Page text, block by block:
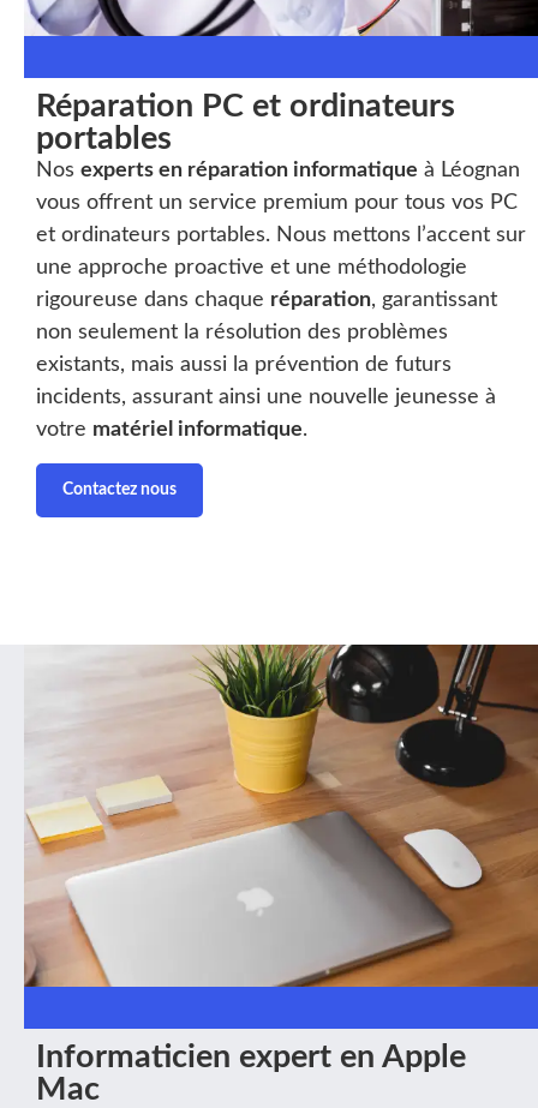
Réparation PC et ordinateurs
portables
Nos experts en réparation informatique à Léognan
vous offrent un service premium pour tous vos PC
et ordinateurs portables. Nous mettons l’accent sur
une approche proactive et une méthodologie
rigoureuse dans chaque réparation, garantissant
non seulement la résolution des problèmes
existants, mais aussi la prévention de futurs
incidents, assurant ainsi une nouvelle jeunesse à
votre matériel informatique.
Contactez nous
Informaticien expert en Apple
Mac